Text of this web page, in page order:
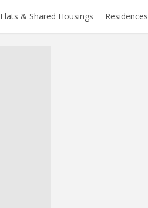
Flats & Shared Housings Residences